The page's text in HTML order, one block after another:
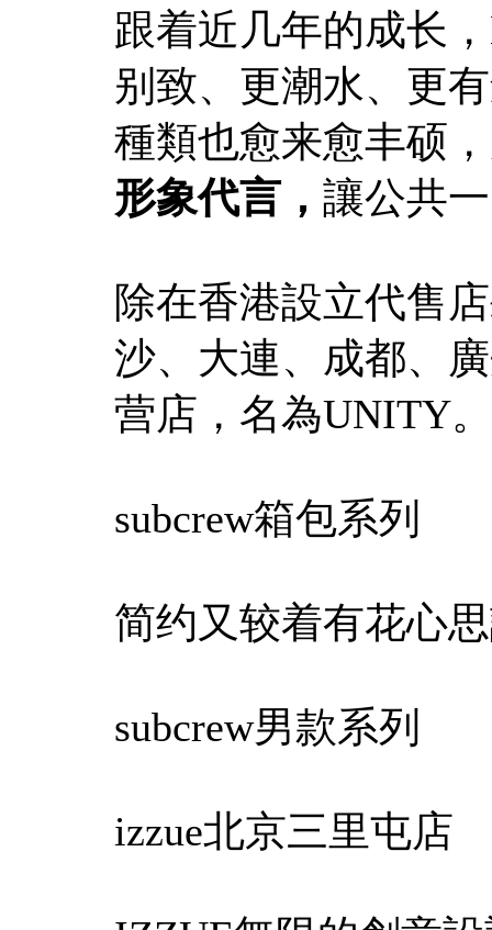
跟着近几年的成长
别致、更潮水、更
種類也愈来愈丰硕
形象代言， 讓公共
除在香港設立代售
沙、大連、成都、
营店，名為UNITY。
subcrew箱包系列
简约又较着有花心
subcrew男款系列
izzue北京三里屯店